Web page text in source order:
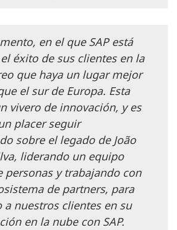
en el que SAP está
éxito de sus clientes en la
que haya un lugar mejor
el sur de Europa. Esta
vivero de innovación, y es
placer seguir
sobre el legado de João
liderando un equipo
personas y trabajando con
de partners, para
a nuestros clientes en su
en la nube con SAP.